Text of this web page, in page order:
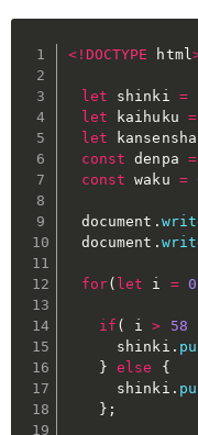
<! DOCTYPE html
let shinki =
let kaihuku =
let
const denpa =
const waku =
  document
.
  document
.
for( let i = 0
if ( i > 58
      shinki
.
}
else
{
      shinki
.
} ;